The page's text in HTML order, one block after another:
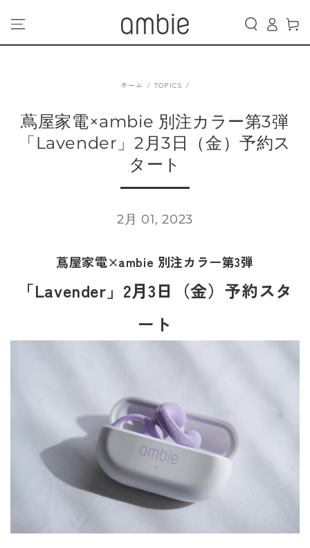
プする
イ
ー
ト
ホーム / TOPICS /
蔦屋家電×ambie 別注カラー第3弾
「Lavender」2月3日（金）予約ス
タート
2月 01, 2023
蔦屋家電×ambie 別注カラー第3弾
「Lavender」2月3日（金）予約スタ
ート